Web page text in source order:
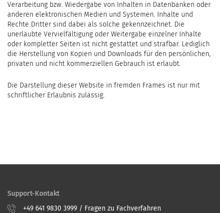
Verarbeitung bzw. Wiedergabe von Inhalten in Datenbanken oder
anderen elektronischen Medien und Systemen. Inhalte und
Rechte Dritter sind dabei als solche gekennzeichnet. Die
unerlaubte Vervielfältigung oder Weitergabe einzelner Inhalte
oder kompletter Seiten ist nicht gestattet und strafbar. Lediglich
die Herstellung von Kopien und Downloads für den persönlichen,
privaten und nicht kommerziellen Gebrauch ist erlaubt.
Die Darstellung dieser Website in fremden Frames ist nur mit
schriftlicher Erlaubnis zulässig.
Support-Kontakt
+49 641 9830 3999 / Fragen zu Fachverfahren